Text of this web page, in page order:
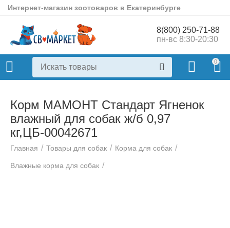
Интернет-магазин зоотоваров в Екатеринбурге
8(800) 250-71-88
пн-вс 8:30-20:30
0
Корм МАМОНТ Стандарт Ягненок
влажный для собак ж/б 0,97
кг,ЦБ-00042671
Главная / Товары для собак / Корма для собак /
Влажные корма для собак /